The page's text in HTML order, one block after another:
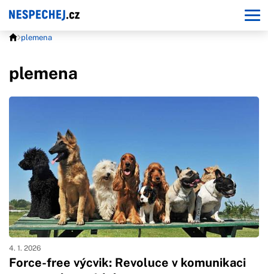
plemena
plemena
Force-free výcvik: Revoluce v komunikaci
4. 1. 2026